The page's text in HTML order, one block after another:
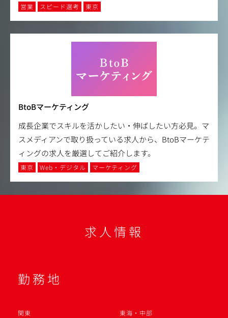
営業 スピード選考 東京
BtoBマーケティング
成長企業でスキルを活かしたい・伸ばしたい方必見。マ
スメディアンで取り扱っている求人から、BtoBマーケテ
ィングの求人を厳選してご紹介します。
東京 Web・デジタル マーケティング
求人情報
勤務地
関東
東海・中部